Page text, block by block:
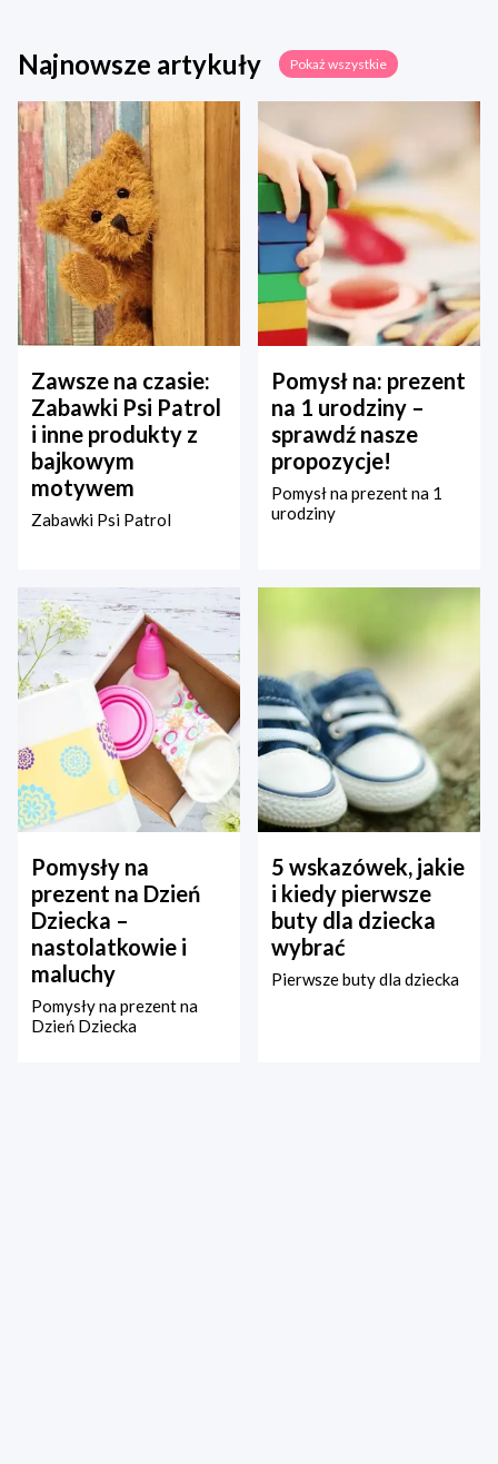
Najnowsze artykuły Pokaż wszystkie
Zawsze na czasie:
Zabawki Psi Patrol
i inne produkty z
bajkowym
motywem
Zabawki Psi Patrol
Pomysł na: prezent
na 1 urodziny –
sprawdź nasze
propozycje!
Pomysł na prezent na 1
urodziny
Pomysły na
prezent na Dzień
Dziecka –
nastolatkowie i
maluchy
Pomysły na prezent na
Dzień Dziecka
5 wskazówek, jakie
i kiedy pierwsze
buty dla dziecka
wybrać
Pierwsze buty dla dziecka